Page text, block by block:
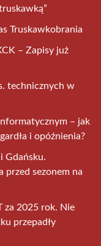
Truskawkobrania
– Zapisy już
technicznych w
– jak
i opóźnienia?
Gdańsku.
przed sezonem na
za 2025 rok. Nie
przepadły